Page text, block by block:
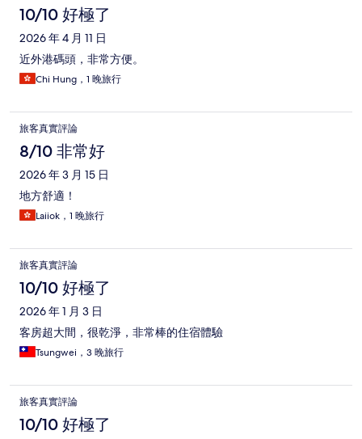
論
10/10 好極了
2026 年 4 月 11 日
近外港碼頭，非常方便。
Chi Hung，1 晚旅行
旅客真實評論
8/10 非常好
2026 年 3 月 15 日
地方舒適！
Laiiok，1 晚旅行
旅客真實評論
10/10 好極了
2026 年 1 月 3 日
客房超大間，很乾淨，非常棒的住宿體驗
Tsungwei，3 晚旅行
旅客真實評論
10/10 好極了